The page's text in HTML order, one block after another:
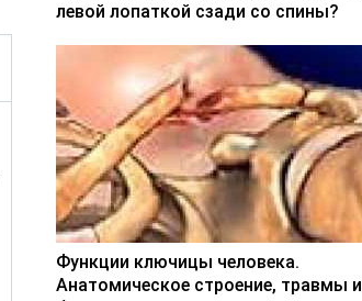
левой лопаткой сзади со спины?
Функции ключицы человека.
Анатомическое строение, травмы и